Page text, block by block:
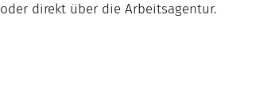
oder direkt über die Arbeitsagentur.